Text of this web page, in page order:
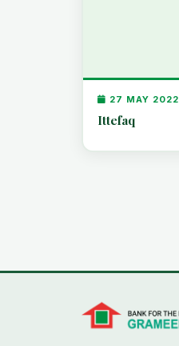
27 MAY 2022
Ittefaq